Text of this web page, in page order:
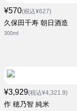
¥570(税込¥627)
久保田千寿 朝日酒造
300ml
¥3,929(税込¥4,321.9)
作 穂乃智 純米